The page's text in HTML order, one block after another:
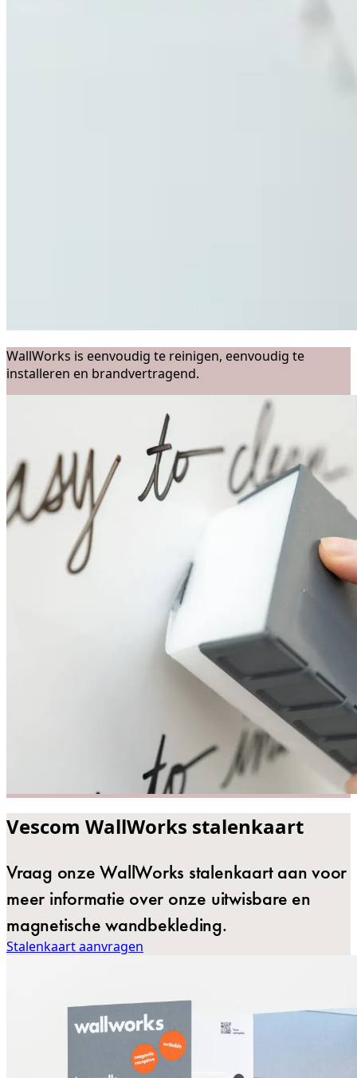
WallWorks is eenvoudig te reinigen, eenvoudig te
installeren en brandvertragend.
Vescom WallWorks stalenkaart
Vraag onze WallWorks stalenkaart aan voor
meer informatie over onze uitwisbare en
magnetische wandbekleding.
Stalenkaart aanvragen